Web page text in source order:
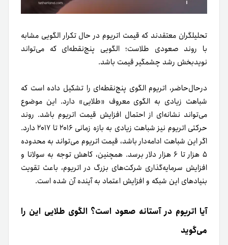
تحلیلگران معتقدند که قیمت اتریوم در حال تکرار الگویی مشابه
با روند صعودی طلاست؛ الگویی پنج‌نقطه‌ای که می‌تواند
نویدبخش رشد چشمگیر قیمت باشد.
در‌حال‌حاضر، اتریوم الگوی پنج‌نقطه‌ای را تشکیل داده است که
شباهت زیادی به الگوی معروف «طلایی» دارد. این موضوع
می‌تواند نشانه‌ای از احتمال افزایش قیمت اتریوم باشد. روند
حرکتی اتریوم نیز شباهت زیادی به بازه زمانی ۲۰۱۶ تا ۲۰۱۷ دارد.
اگر این شباهت ادامه‌دار باشد، قیمت اتریوم می‌تواند به محدوده
۵ هزار تا ۶ هزار دلار برسد. همچنین، کاهش توجه به سولانا و
افزایش سرمایه‌گذاری شرکت‌های بزرگ در اتریوم، باعث تقویت
بنیادهای این شبکه و افزایش اعتماد به آینده آن شده است.
آیا اتریوم در آستانه صعود است؟ الگوی طلایی این را
می‌گوید